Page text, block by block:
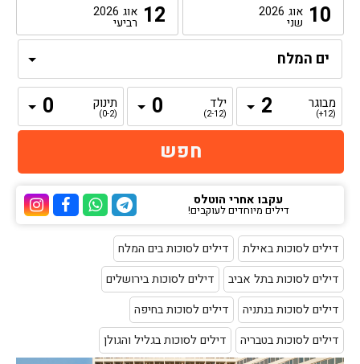
10 אוג 2026
שני 12 אוג 2026
רביעי
מבוגר
(12+)
ילד
(2-12)
תינוק
(0-2)
ערוץ ערוץ
ערוץ הוואטסאפ של
ערוץ הטלגרם של הוטלס
עקבו אחרי הוטלס
דילים מיוחדים לעוקבים!
דילים לסוכות באילת
דילים לסוכות בים המלח
דילים לסוכות בתל אביב
דילים לסוכות בירושלים
דילים לסוכות בנתניה
דילים לסוכות בחיפה
דילים לסוכות בטבריה
דילים לסוכות בגליל והגולן